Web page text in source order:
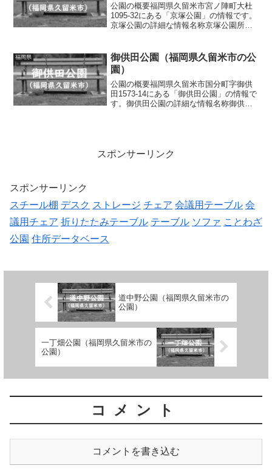
公園の概要福岡県久留米市宮ノ陣町大杜
1095-32にある「京塚公園」の情報です。
京塚公園の詳細な情報名称京塚公園所在
台、回転遊具、ベンチトイレの有無なし
車椅子対...
福岡県
御供田公園（福岡県久留米市の公
園）
公園の概要福岡県久留米市国分町字御供
田1573-14にある「御供田公園」の情報で
す。御供田公園の詳細な情報名称御供田
スポンサーリンク
スポンサーリンク
スチール棚 デスク ストレージ チェア 会議用テーブル 会
議用チェア 折りたたみテーブル テーブル ソファ ことわざ
公園 住所データベース
道中野公園（福岡県久留米市の
公園）
一丁畑公園（福岡県久留米市の
公園）
コメント
コメントを書き込む